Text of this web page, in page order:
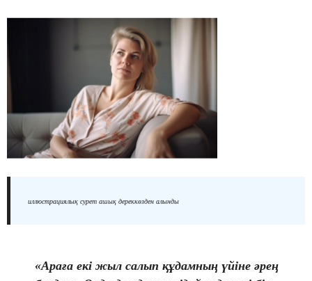
иллюстрациялық сурет ашық дереккөзден алынды
«Араға екі жыл салып құдамның үйіне әрең